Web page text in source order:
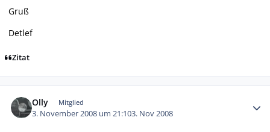
Gruß
Detlef
Zitat
Olly Mitglied
3. November 2008 um 21:103. Nov 2008